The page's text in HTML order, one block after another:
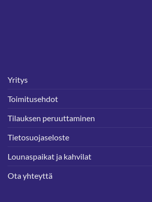
Yritys
Toimitusehdot
Tilauksen peruuttaminen
Tietosuojaseloste
Lounaspaikat ja kahvilat
Ota yhteyttä